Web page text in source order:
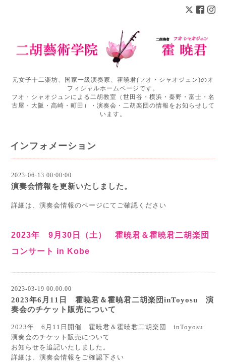
元女子十二楽坊、国家一級演奏家、霍暁君(フオ・シャオジュン)のオ
フィシャルホームページです。
フオ・シャオジュンによる二胡教室（世田谷・横浜・秦野・富士・名
古屋・大阪・高崎・町田）・演奏会・二胡楽団の情報をお知らせして
います。
インフォメーション
2023-06-13 00:00:00
演奏会情報を更新いたしました。
詳細は、演奏会情報のページにてご確認ください
2023年 9月30日（土） 霍暁君＆霍暁君二胡楽団
コンサート in Kobe
2023-03-19 00:00:00
2023年6月11日 霍暁君＆霍暁君二胡楽団inToyosu 演
奏会のチケット販売について
2023年 6月11日開催 霍暁君＆霍暁君二胡楽団 inToyosu
演奏会のチケット販売について
お知らせを追記いたしました。
詳細は、演奏会情報をご確認下さい